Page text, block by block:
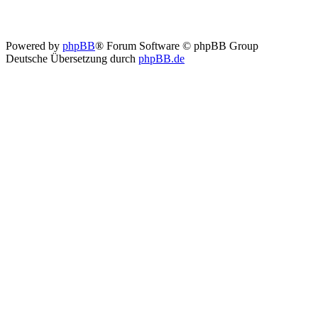
Powered by phpBB® Forum Software © phpBB Group
Deutsche Übersetzung durch phpBB.de